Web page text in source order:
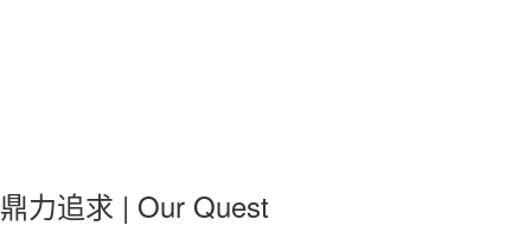
鼎力追求 | Our Quest